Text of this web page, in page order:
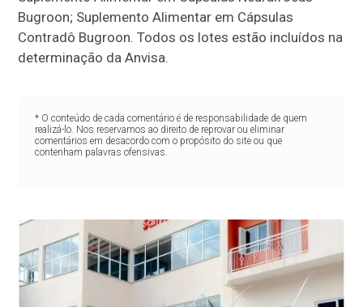
Bugroon; Suplemento Alimentar em Cápsulas
Contradô Bugroon. Todos os lotes estão incluídos na
determinação da Anvisa.
* O conteúdo de cada comentário é de responsabilidade de quem
realizá-lo. Nos reservamos ao direito de reprovar ou eliminar
comentários em desacordo com o propósito do site ou que
contenham palavras ofensivas.